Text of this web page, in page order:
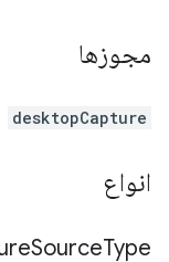
مجوزها
desktopCapture
انواع
SourceType